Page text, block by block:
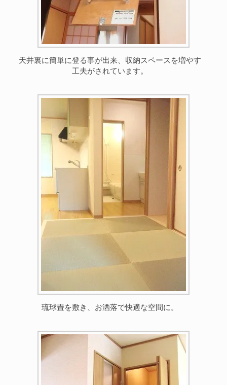
天井裏に簡単に登る事が出来、収納スペースを増やす
工夫がされています。
琉球畳を敷き、お洒落で快適な空間に。